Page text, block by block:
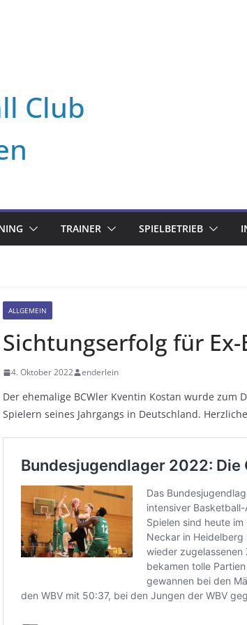
Club
TRAINER SPIELBETRIEB
ALLGEMEIN
Sichtungserfolg für
4. Oktober 2022 enderlein
Der ehemalige BCWler Kventin Kostan wurde zum
Spielern seines Jahrgangs in Deutschland.